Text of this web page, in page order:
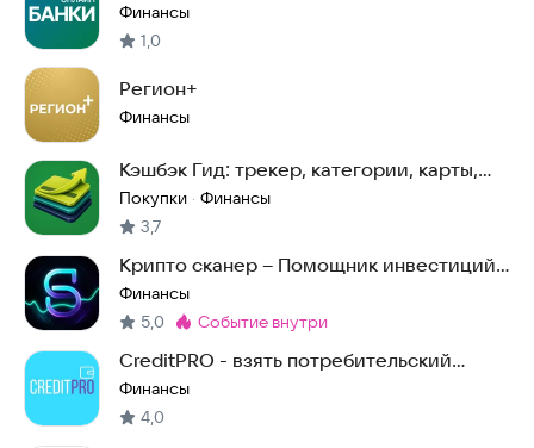
Финансы
1,0
Регион+
Финансы
Кэшбэк Гид: трекер, категории, карты,
МСС, банки
Покупки · Финансы
3,7
Крипто сканер – Помощник инвестиций
и анализ монет
Финансы
5,0
Метка:
событие внутри
CreditPRO - взять потребительский
кредит в банке
Финансы
4,0